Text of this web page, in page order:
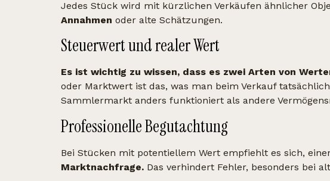
Jedes Stück wird mit kürzlichen Verkäufen ähnlicher
Annahmen oder alte Schätzungen.
Steuerwert und realer Wert
Es ist wichtig zu wissen, dass es zwei Arten von
oder Marktwert ist das, was man beim Verkauf
Sammlermarkt anders funktioniert als andere
Professionelle Begutachtung
Bei Stücken mit potentiellem Wert empfiehlt es sich,
Marktnachfrage. Das verhindert Fehler, besonders bei